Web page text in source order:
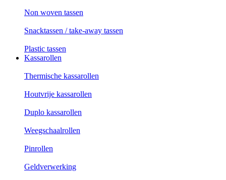
Non woven tassen
Snacktassen / take-away tassen
Plastic tassen
Kassarollen
Thermische kassarollen
Houtvrije kassarollen
Duplo kassarollen
Weegschaalrollen
Pinrollen
Geldverwerking